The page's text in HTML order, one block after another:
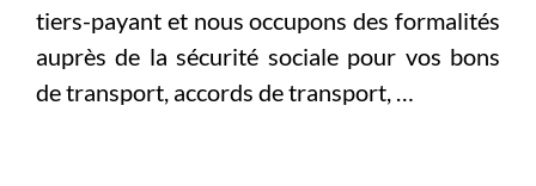
tiers-payant et nous occupons des formalités
auprès de la sécurité sociale pour vos bons
de transport, accords de transport, …